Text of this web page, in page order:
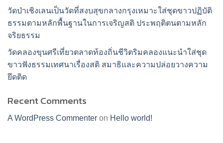
วัดป่าเชิงเลนเป็นวัดที่สงบสุขกลางกรุงเหมาะใส่ชุดขาวปฏิบัติ
ธรรมตามหลักพื้นฐานในการเจริญสติ ประพฤติตนตามหลัก
จริยธรรม
วัดคลองขุนศรีเที่ยวตลาดท้องถิ่นชีวิตริมคลองแนะนำใส่ชุด
ขาวฟังธรรมเทศนาเรื่องสติ สมาธิและความปล่อยวางความ
ยึดติด
Recent Comments
A WordPress Commenter on Hello world!